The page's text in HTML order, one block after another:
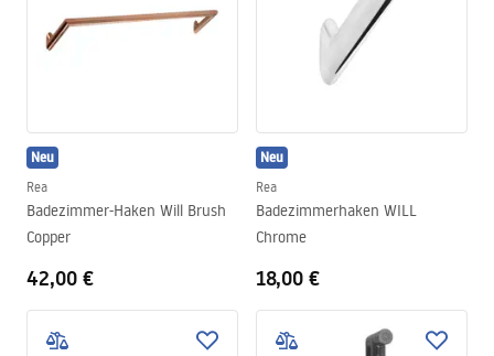
Neu
Rea
Badezimmer-Haken Will Brush
Copper
42,00 €
Neu
Rea
Badezimmerhaken WILL
Chrome
18,00 €